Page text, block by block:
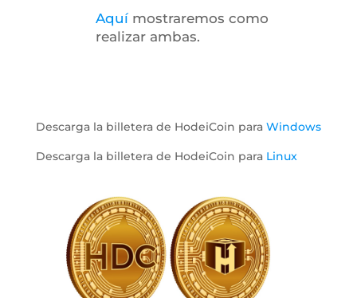
Aquímostraremos como
realizar ambas.
Descarga la billetera de HodeiCoin para Windows
Descarga la billetera de HodeiCoin para Linux